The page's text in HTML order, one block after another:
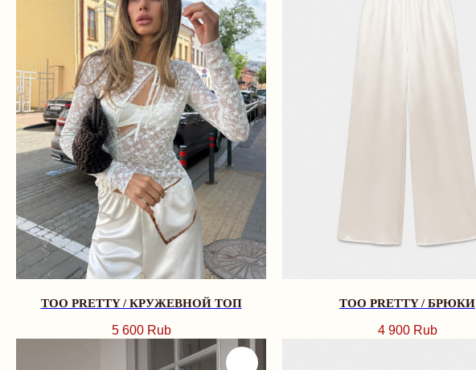
TOO PRETTY / КРУЖЕВНОЙ ТОП
5 600 Rub
TOO PRETTY / БРЮКИ
4 900 Rub